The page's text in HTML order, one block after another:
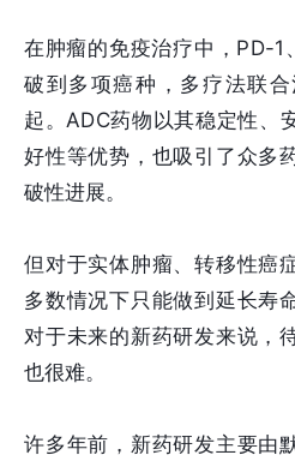
在肿瘤的免疫治疗中，PD-1
破到多项癌种，多疗法联
起。ADC药物以其稳定性、
好性等优势，也吸引了众多
破性进展。
但对于实体肿瘤、转移性癌
多数情况下只能做到延长寿
对于未来的新药研发来说，
也很难。
许多年前，新药研发主要由